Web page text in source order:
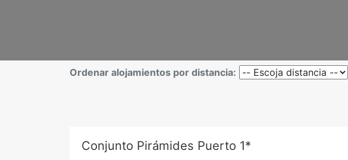
Ordenar alojamientos por distancia:
Conjunto Pirámides Puerto 1*